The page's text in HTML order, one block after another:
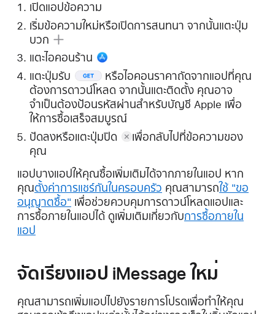
เปิดแอปข้อความ
เริ่มข้อความใหม่หรือเปิดการสนทนา จากนั้นแตะปุ่ม
บวก
แตะไอคอนร้าน
แตะปุ่มรับ
หรือไอคอนราคาถัดจากแอปที่คุณ
ต้องการดาวน์โหลด จากนั้นแตะติดตั้ง คุณอาจ
จำเป็นต้องป้อนรหัสผ่านสำหรับบัญชี Apple เพื่อ
ให้การซื้อเสร็จสมบูรณ์
ปัดลงหรือแตะปุ่มปิด
เพื่อกลับไปที่ข้อความของ
คุณ
แอปบางแอปให้คุณซื้อเพิ่มเติมได้จากภายในแอป หาก
คุณตั้งค่าการแชร์กันในครอบครัว คุณสามารถใช้ "ขอ
อนุญาตซื้อ" เพื่อช่วยควบคุมการดาวน์โหลดแอปและ
การซื้อภายในแอปได้ ดูเพิ่มเติมเกี่ยวกับการซื้อภายใน
แอป
จัดเรียงแอป iMessage ใหม่
คุณสามารถเพิ่มแอปไปยังรายการโปรดเพื่อทำให้คุณ